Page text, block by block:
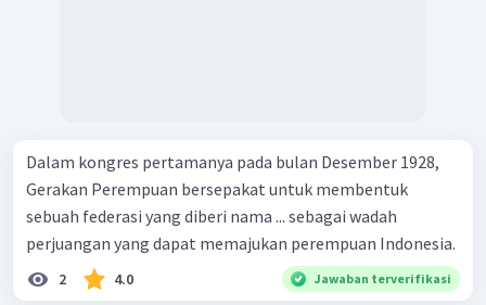
Dalam kongres pertamanya pada bulan Desember 1928,
Gerakan Perempuan bersepakat untuk membentuk
sebuah federasi yang diberi nama ... sebagai wadah
perjuangan yang dapat memajukan perempuan Indonesia.
2 4.0 Jawaban terverifikasi